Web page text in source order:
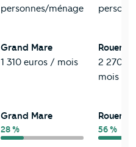
personnes/ménage
Grand Mare
1 310 euros / mois
Rouen
2 270
mois
Grand Mare
28 %
Rouen
56 %